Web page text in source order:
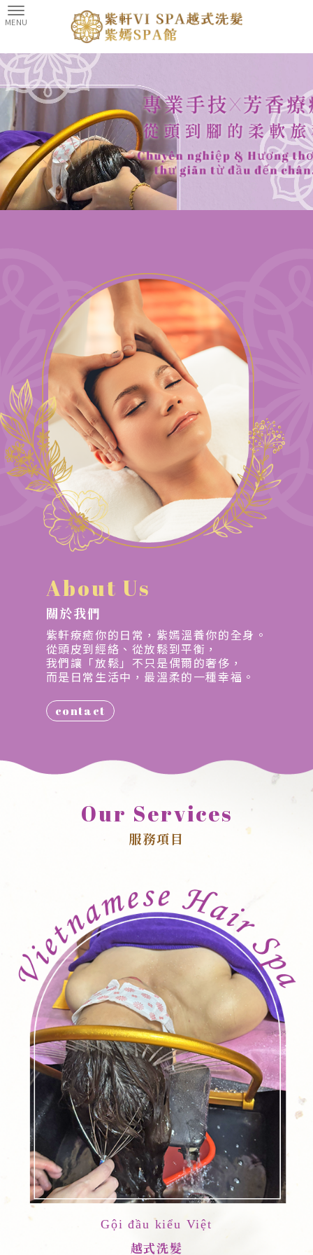
About Us
關於我們
紫軒療癒你的日常，紫嫣溫養你的全身。
從頭皮到經絡、從放鬆到平衡，
我們讓「放鬆」不只是偶爾的奢侈，
而是日常生活中，最溫柔的一種幸福。
contact
Our Services
服務項目
Gội đầu kiểu Việt
越式洗髮